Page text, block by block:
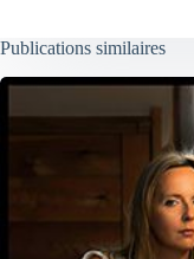
Publications similaires